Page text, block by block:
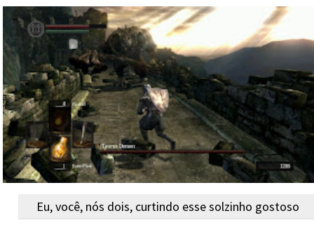
Eu, você, nós dois, curtindo esse solzinho gostoso